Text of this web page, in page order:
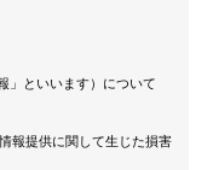
」といいます）について
報提供に関して生じた損害